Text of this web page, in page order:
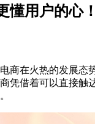
懂用户的心！
商在火热的发展
凭借着可以直接